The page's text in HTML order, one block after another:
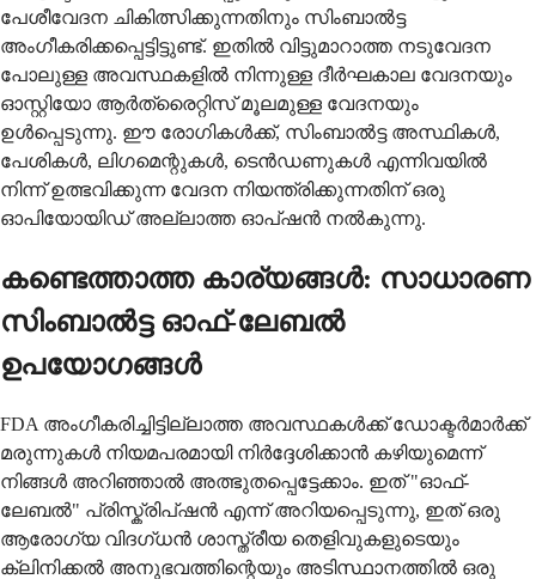
പേശീവേദന ചികിത്സിക്കുന്നതിനും സിംബാൽട്ട
അംഗീകരിക്കപ്പെട്ടിട്ടുണ്ട്. ഇതിൽ വിട്ടുമാറാത്ത നടുവേദന
പോലുള്ള അവസ്ഥകളിൽ നിന്നുള്ള ദീർഘകാല വേദനയും
ഓസ്റ്റിയോ ആർത്രൈറ്റിസ് മൂലമുള്ള വേദനയും
ഉൾപ്പെടുന്നു. ഈ രോഗികൾക്ക്, സിംബാൽട്ട അസ്ഥികൾ,
പേശികൾ, ലിഗമെന്റുകൾ, ടെൻഡണുകൾ എന്നിവയിൽ
നിന്ന് ഉത്ഭവിക്കുന്ന വേദന നിയന്ത്രിക്കുന്നതിന് ഒരു
ഓപിയോയിഡ് അല്ലാത്ത ഓപ്ഷൻ നൽകുന്നു.
കണ്ടെത്താത്ത കാര്യങ്ങൾ: സാധാരണ
സിംബാൽട്ട ഓഫ്-ലേബൽ
ഉപയോഗങ്ങൾ
FDA അംഗീകരിച്ചിട്ടില്ലാത്ത അവസ്ഥകൾക്ക് ഡോക്ടർമാർക്ക്
മരുന്നുകൾ നിയമപരമായി നിർദ്ദേശിക്കാൻ കഴിയുമെന്ന്
നിങ്ങൾ അറിഞ്ഞാൽ അത്ഭുതപ്പെട്ടേക്കാം. ഇത് "ഓഫ്-
ലേബൽ" പ്രിസ്ക്രിപ്ഷൻ എന്ന് അറിയപ്പെടുന്നു, ഇത് ഒരു
ആരോഗ്യ വിദഗ്ധൻ ശാസ്ത്രീയ തെളിവുകളുടെയും
ക്ലിനിക്കൽ അനുഭവത്തിന്റെയും അടിസ്ഥാനത്തിൽ ഒരു